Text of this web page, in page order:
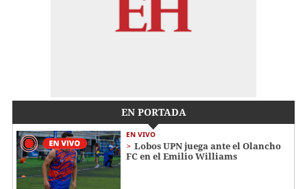
EN PORTADA
EN VIVO
Lobos UPN juega ante el Olancho
FC en el Emilio Williams